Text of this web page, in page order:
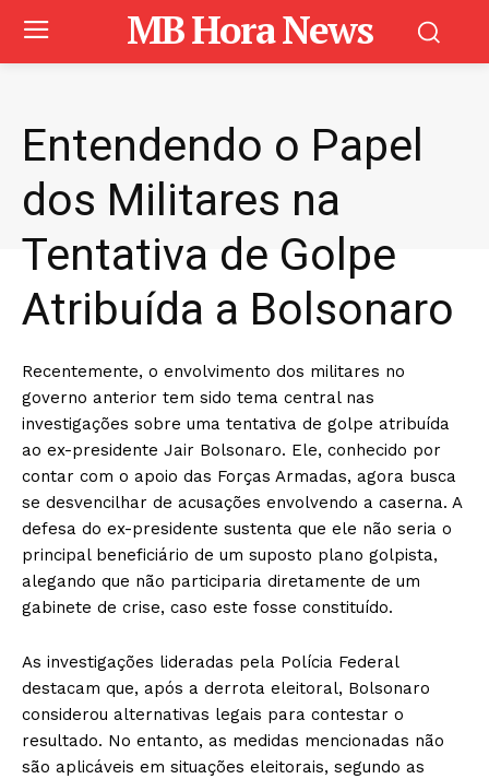
MB Hora News
Entendendo o Papel
dos Militares na
Tentativa de Golpe
Atribuída a Bolsonaro
Recentemente, o envolvimento dos militares no
governo anterior tem sido tema central nas
investigações sobre uma tentativa de golpe atribuída
ao ex-presidente Jair Bolsonaro. Ele, conhecido por
contar com o apoio das Forças Armadas, agora busca
se desvencilhar de acusações envolvendo a caserna. A
defesa do ex-presidente sustenta que ele não seria o
principal beneficiário de um suposto plano golpista,
alegando que não participaria diretamente de um
gabinete de crise, caso este fosse constituído.
As investigações lideradas pela Polícia Federal
destacam que, após a derrota eleitoral, Bolsonaro
considerou alternativas legais para contestar o
resultado. No entanto, as medidas mencionadas não
são aplicáveis em situações eleitorais, segundo as